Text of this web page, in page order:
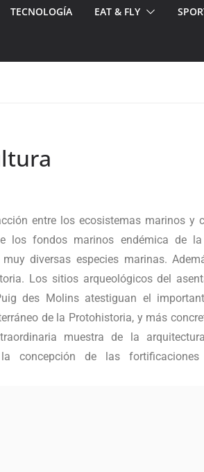
TECNOLOGÍA EAT & FLY
entre los ecosistemas marinos y
los fondos marinos endémica de la
diversas especies marinas.
Los sitios arqueológicos del
des Molins atestiguan el
de la Protohistoria, y más
muestra de la
concepción de las